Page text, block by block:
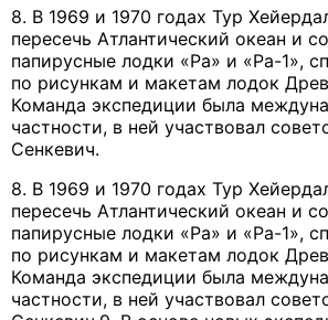
8. В 1969 и 1970 годах Тур
пересечь Атлантический океан и
папирусные лодки «Ра» и «Ра-1»,
по рисункам и макетам лодок
Команда экспедиции была
частности, в ней участвовал
Сенкевич.
8. В 1969 и 1970 годах Тур
пересечь Атлантический океан и
папирусные лодки «Ра» и «Ра-1»,
по рисункам и макетам лодок
Команда экспедиции была
частности, в ней участвовал